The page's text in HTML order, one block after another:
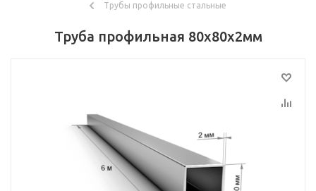
Трубы профильные стальные
Труба профильная 80х80х2мм